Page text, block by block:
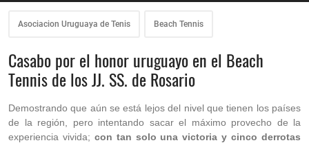
Asociacion Uruguaya de Tenis Beach Tennis
Casabo por el honor uruguayo en el Beach
Tennis de los JJ. SS. de Rosario
Demostrando que aún se está lejos del nivel que tienen los países
de la región, pero intentando sacar el máximo provecho de la
experiencia vivida; con tan solo una victoria y cinco derrotas